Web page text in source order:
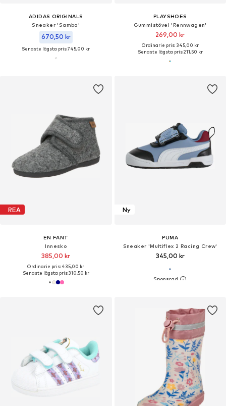
ADIDAS ORIGINALS
Sneaker 'Samba'
670,50 kr
Senaste lägsta pris:745,00 kr
PLAYSHOES
Gummistövel 'Rennwagen'
269,00 kr
Ordinarie pris: 345,00 kr
Senaste lägsta pris:211,50 kr
REA
EN FANT
Innesko
385,00 kr
Ordinarie pris: 435,00 kr
Senaste lägsta pris:310,50 kr
Ny
PUMA
Sneaker 'Multiflex 2 Racing Crew'
345,00 kr